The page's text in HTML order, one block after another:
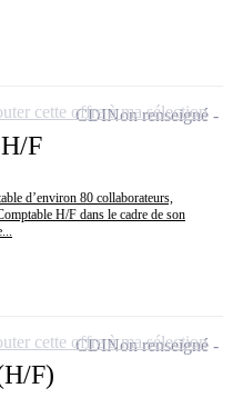
F
d’environ 80 collaborateurs,
H/F dans le cadre de son
CDINon renseigné
cette offre à ma sélection
F)
CDINon renseigné
cette offre à ma sélection